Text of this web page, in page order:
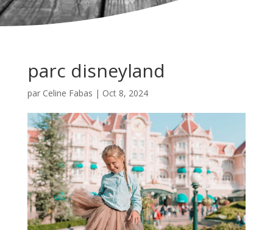
parc disneyland
par Celine Fabas | Oct 8, 2024